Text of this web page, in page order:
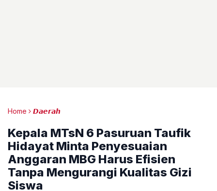
Home 𝘿𝙖𝙚𝙧𝙖𝙝
Kepala MTsN 6 Pasuruan Taufik
Hidayat Minta Penyesuaian
Anggaran MBG Harus Efisien
Tanpa Mengurangi Kualitas Gizi
Siswa